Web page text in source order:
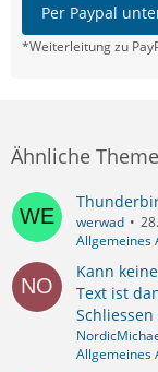
Per Paypal
*Weiterleitung zu
Ähnliche
werwad
Allgemeines
Kann
Text ist
Allgemeines